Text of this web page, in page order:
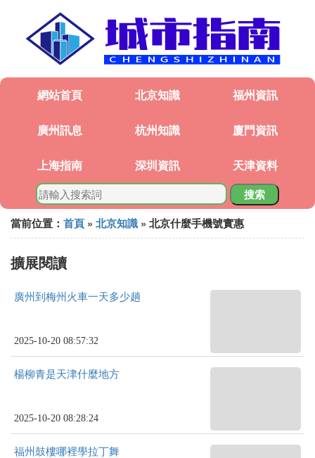
網站首頁 北京知識 福州資訊
廣州訊息 杭州知識 廈門資訊
上海指南 深圳資訊 天津資料
搜索
當前位置： 首頁 » 北京知識 » 北京什麼手機號實惠
擴展閱讀
廣州到梅州火車一天多少趟
2025-10-20 08:57:32
楊柳青是天津什麼地方
2025-10-20 08:28:24
福州鼓樓哪裡學拉丁舞